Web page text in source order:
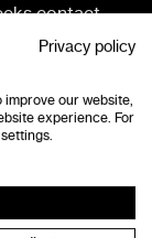
contact
Privacy policy
our website,
experience. For